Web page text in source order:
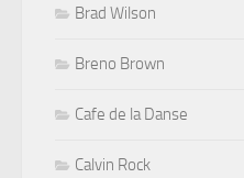
Brad Wilson
Breno Brown
Cafe de la Danse
Calvin Rock